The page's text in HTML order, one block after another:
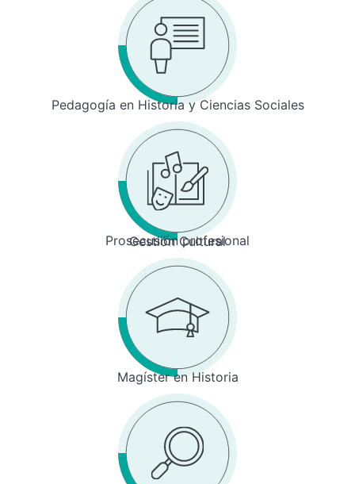
Pedagogía en Historia y Ciencias Sociales
Prosecusión profesional
Gestión Cultural
Magíster en Historia